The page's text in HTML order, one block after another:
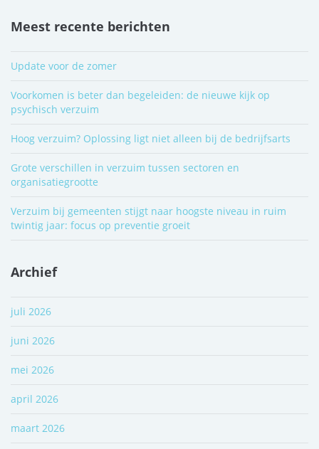
Meest recente berichten
Update voor de zomer
Voorkomen is beter dan begeleiden: de nieuwe kijk op
psychisch verzuim
Hoog verzuim? Oplossing ligt niet alleen bij de bedrijfsarts
Grote verschillen in verzuim tussen sectoren en
organisatiegrootte
Verzuim bij gemeenten stijgt naar hoogste niveau in ruim
twintig jaar: focus op preventie groeit
Archief
juli 2026
juni 2026
mei 2026
april 2026
maart 2026